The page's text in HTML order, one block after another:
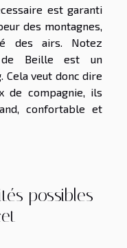
est garanti
des montagnes,
des airs. Notez
de Beille est un
Cela veut donc dire
de compagnie, ils
confortable et
possibles